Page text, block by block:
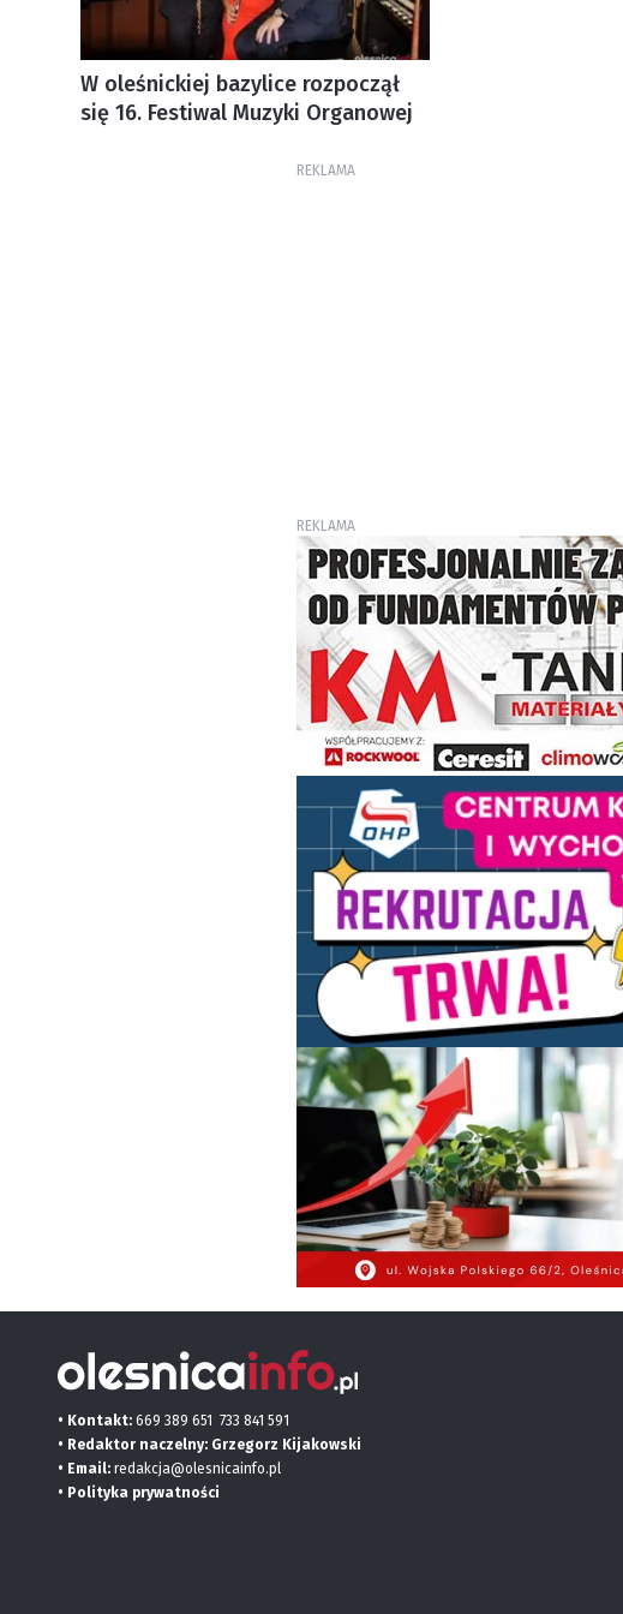
W oleśnickiej bazylice rozpoczął
się 16. Festiwal Muzyki Organowej
REKLAMA
REKLAMA
• Kontakt: 669 389 651 733 841 591
• Redaktor naczelny: Grzegorz Kijakowski
• Email: redakcja@olesnicainfo.pl
• Polityka prywatności